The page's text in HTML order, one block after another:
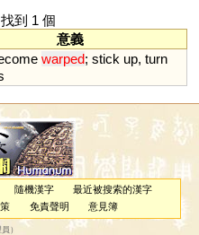
到 1 個
意義
warped; stick up, turn
隨機漢字
最近被搜索的漢字
免責聲明 意見簿
員）